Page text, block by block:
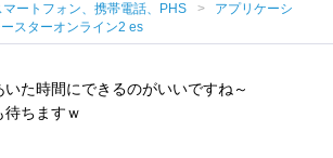
マートフォン、携帯電話、PHS
アプリケーシ
スターオンライン2 es
た時間にできるのがいいですね～
待ちますｗ